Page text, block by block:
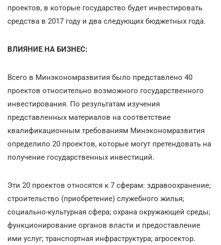
проектов, в которые государство будет инвестировать
средства в 2017 году и два следующих бюджетных года.
ВЛИЯНИЕ НА БИЗНЕС:
Всего в Минэкономразвития было представлено 40
проектов относительно возможного государственного
инвестирования. По результатам изучения
представленных материалов на соответствие
квалификационным требованиям Минэкономразвития
определило 20 проектов, которые могут претендовать на
получение государственных инвестиций.
Эти 20 проектов относятся к 7 сферам: здравоохранение;
строительство (приобретение) служебного жилья;
социально-культурная сфера; охрана окружающей среды;
функционирование органов власти и предоставление
ими услуг; транспортная инфраструктура; агросектор.